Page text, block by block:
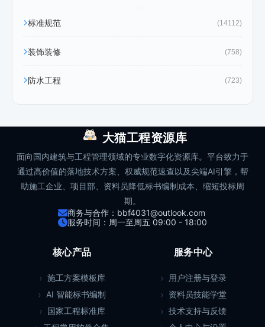
标准规范 (14112)
装饰装修 (758)
防水工程 (723)
大猫工程资源库
面向国内建筑与工程管理领域的专业数字化资源库。平台致力于
通过高价值的落地技术方案、权威规范速查以及尖端AI引擎，帮
助施工企业、项目部、资料员降低标书编制成本、缩短投标周
期。
商务与合作：bbf4031@outlook.com
服务时间：周一至周五 09:00 - 18:00
核心产品
施工方案模板库
AI 智能标书编制
国家工程标准库
服务中心
用户注册与登录
资料员技能学堂
技术支持与反馈